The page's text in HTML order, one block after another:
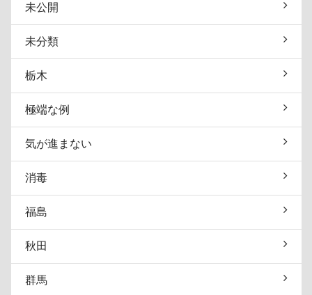
未公開
未分類
栃木
極端な例
気が進まない
消毒
福島
秋田
群馬